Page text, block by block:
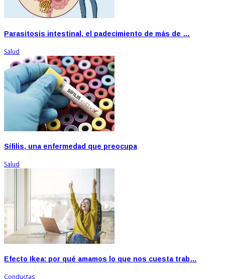
Parasitosis intestinal, el padecimiento de más de …
Salud
Sífilis, una enfermedad que preocupa
Salud
Efecto Ikea: por qué amamos lo que nos cuesta trab…
Conductas